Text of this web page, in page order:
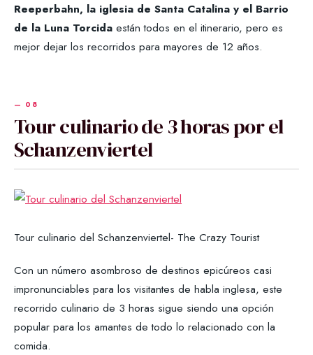
Reeperbahn, la iglesia de Santa Catalina y el Barrio
de la Luna Torcida están todos en el itinerario, pero es
mejor dejar los recorridos para mayores de 12 años.
Tour culinario de 3 horas por el
Schanzenviertel
Tour culinario del Schanzenviertel- The Crazy Tourist
Con un número asombroso de destinos epicúreos casi
impronunciables para los visitantes de habla inglesa, este
recorrido culinario de 3 horas sigue siendo una opción
popular para los amantes de todo lo relacionado con la
comida.